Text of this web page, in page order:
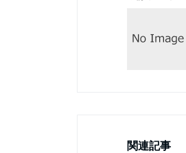
関連記事